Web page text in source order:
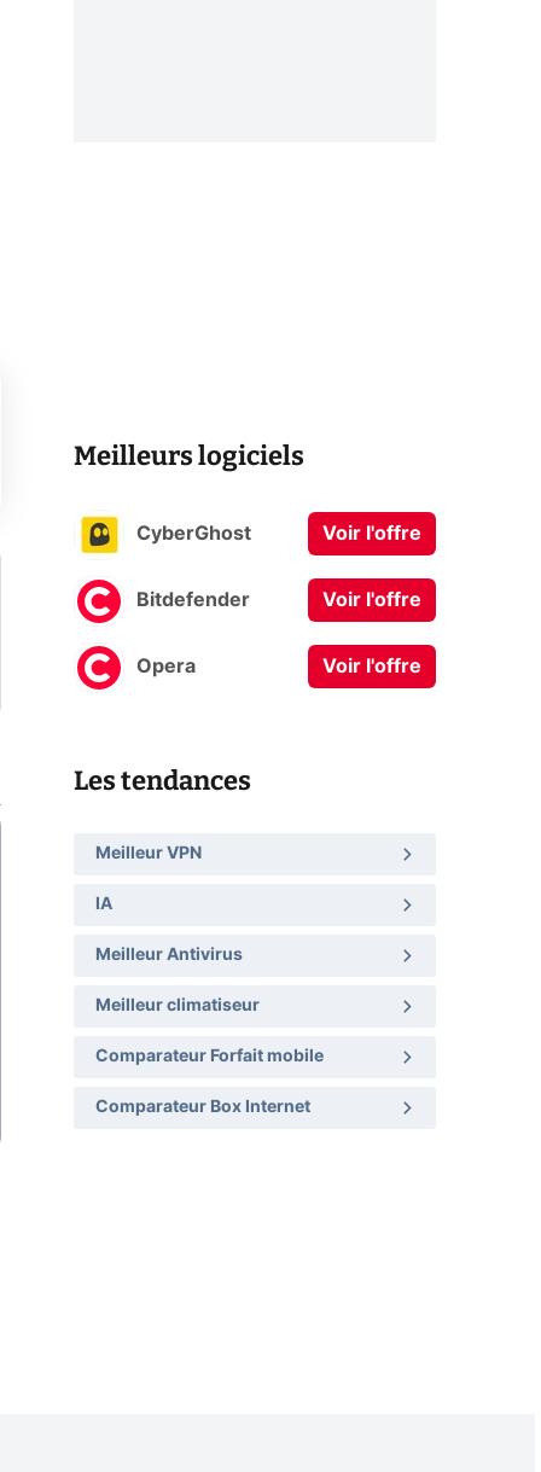
Meilleurs logiciels
CyberGhost Voir l'offre
Bitdefender Voir l'offre
Opera Voir l'offre
Les tendances
Meilleur VPN
IA
Meilleur Antivirus
Meilleur climatiseur
Comparateur Forfait mobile
Comparateur Box Internet